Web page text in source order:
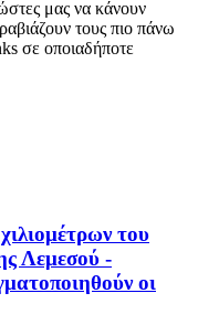
μας να κάνουν
τους πιο πάνω
σε οποιαδήποτε
του
Λεμεσού -
οι